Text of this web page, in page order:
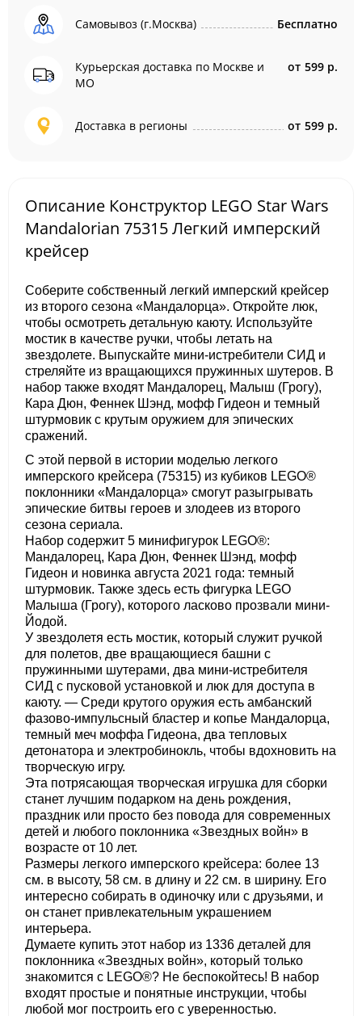
Самовывоз (г.Москва) Бесплатно
Курьерская доставка по Москве и
МО
от 599 р.
Доставка в регионы от 599 р.
Описание Конструктор LEGO Star Wars
Mandalorian 75315 Легкий имперский
крейсер
Соберите собственный легкий имперский крейсер
из второго сезона «Мандалорца». Откройте люк,
чтобы осмотреть детальную каюту. Используйте
мостик в качестве ручки, чтобы летать на
звездолете. Выпускайте мини-истребители СИД и
стреляйте из вращающихся пружинных шутеров. В
набор также входят Мандалорец, Малыш (Грогу),
Кара Дюн, Феннек Шэнд, мофф Гидеон и темный
штурмовик с крутым оружием для эпических
сражений.
С этой первой в истории моделью легкого
имперского крейсера (75315) из кубиков LEGO®
поклонники «Мандалорца» смогут разыгрывать
эпические битвы героев и злодеев из второго
сезона сериала.
Набор содержит 5 минифигурок LEGO®:
Мандалорец, Кара Дюн, Феннек Шэнд, мофф
Гидеон и новинка августа 2021 года: темный
штурмовик. Также здесь есть фигурка LEGO
Малыша (Грогу), которого ласково прозвали мини-
Йодой.
У звездолетя есть мостик, который служит ручкой
для полетов, две вращающиеся башни с
пружинными шутерами, два мини-истребителя
СИД с пусковой установкой и люк для доступа в
каюту. — Среди крутого оружия есть амбанский
фазово-импульсный бластер и копье Мандалорца,
темный меч моффа Гидеона, два тепловых
детонатора и электробинокль, чтобы вдохновить на
творческую игру.
Эта потрясающая творческая игрушка для сборки
станет лучшим подарком на день рождения,
праздник или просто без повода для современных
детей и любого поклонника «Звездных войн» в
возрасте от 10 лет.
Размеры легкого имперского крейсера: более 13
см. в высоту, 58 см. в длину и 22 см. в ширину. Его
интересно собирать в одиночку или с друзьями, и
он станет привлекательным украшением
интерьера.
Думаете купить этот набор из 1336 деталей для
поклонника «Звездных войн», который только
знакомится с LEGO®? Не беспокойтесь! В набор
входят простые и понятные инструкции, чтобы
любой мог построить его с уверенностью.